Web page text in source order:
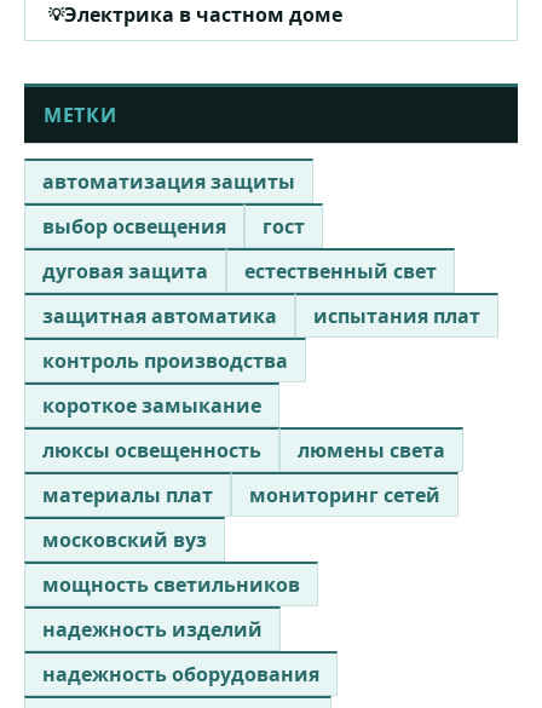
Электрика в частном доме
МЕТКИ
автоматизация защиты
выбор освещения
гост
дуговая защита
естественный свет
защитная автоматика
испытания плат
контроль производства
короткое замыкание
люксы освещенность
люмены света
материалы плат
мониторинг сетей
московский вуз
мощность светильников
надежность изделий
надежность оборудования